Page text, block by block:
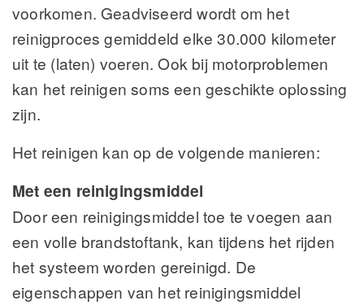
voorkomen. Geadviseerd wordt om het
reinigproces gemiddeld elke 30.000 kilometer
uit te (laten) voeren. Ook bij motorproblemen
kan het reinigen soms een geschikte oplossing
zijn.
Het reinigen kan op de volgende manieren:
Met een reinigingsmiddel
Door een reinigingsmiddel toe te voegen aan
een volle brandstoftank, kan tijdens het rijden
het systeem worden gereinigd. De
eigenschappen van het reinigingsmiddel